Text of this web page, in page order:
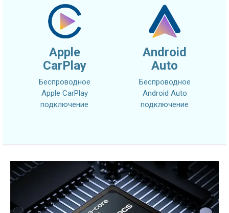
Apple
CarPlay
Беспроводное
Apple CarPlay
подключение
Android
Auto
Беспроводное
Android Auto
подключение